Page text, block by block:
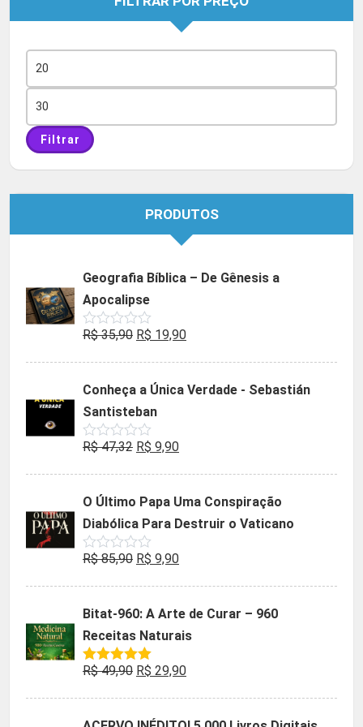
mínimo
máximo
Filtrar
PRODUTOS
Geografia Bíblica – De Gênesis a
Apocalipse
Avaliação
de
R$35,90 O
era:
R$ 35,90.
R$ 19,90O
é:
Conheça a Única Verdade - Sebastián
Santisteban
Avaliação
de
R$47,32 O
era:
R$ 47,32.
R$ 9,90O
é:
R$ 9,90.
O Último Papa Uma Conspiração
Diabólica Para Destruir o Vaticano
Avaliação
de
R$85,90 O
era:
R$ 85,90.
R$ 9,90O
é:
R$ 9,90.
Bitat-960: A Arte de Curar – 960
Receitas Naturais
Avaliação
R$49,90 O
R$ 29,90O